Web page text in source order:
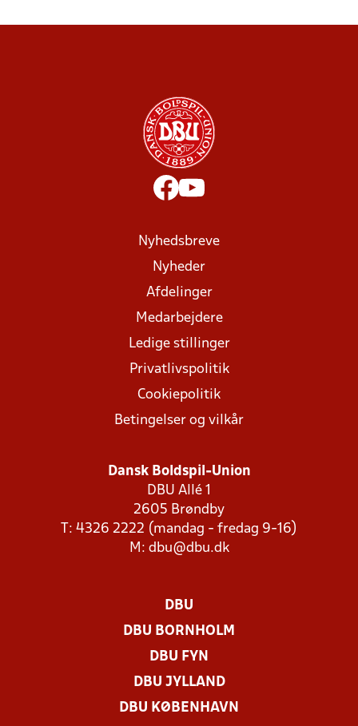
Nyhedsbreve
Nyheder
Afdelinger
Medarbejdere
Ledige stillinger
Privatlivspolitik
Cookiepolitik
Betingelser og vilkår
Dansk Boldspil-Union
DBU Allé 1
2605 Brøndby
T: 4326 2222 (mandag - fredag 9-16)
M: dbu@dbu.dk
DBU
DBU BORNHOLM
DBU FYN
DBU JYLLAND
DBU KØBENHAVN